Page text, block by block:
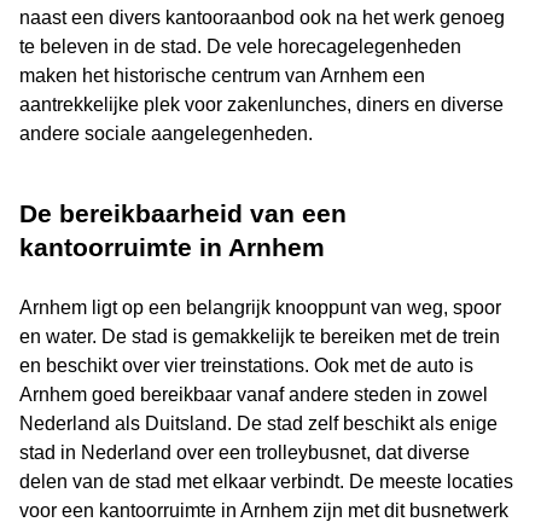
naast een divers kantooraanbod ook na het werk genoeg
te beleven in de stad. De vele horecagelegenheden
maken het historische centrum van Arnhem een
aantrekkelijke plek voor zakenlunches, diners en diverse
andere sociale aangelegenheden.
De bereikbaarheid van een
kantoorruimte in Arnhem
Arnhem ligt op een belangrijk knooppunt van weg, spoor
en water. De stad is gemakkelijk te bereiken met de trein
en beschikt over vier treinstations. Ook met de auto is
Arnhem goed bereikbaar vanaf andere steden in zowel
Nederland als Duitsland. De stad zelf beschikt als enige
stad in Nederland over een trolleybusnet, dat diverse
delen van de stad met elkaar verbindt. De meeste locaties
voor een kantoorruimte in Arnhem zijn met dit busnetwerk